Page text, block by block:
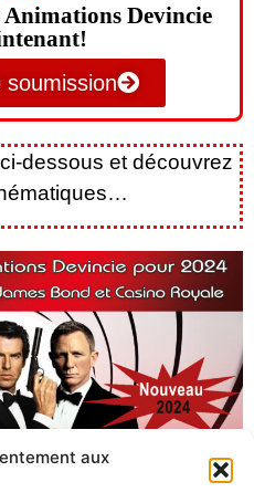
aux
Devincie
soumission
dessous et découvrez